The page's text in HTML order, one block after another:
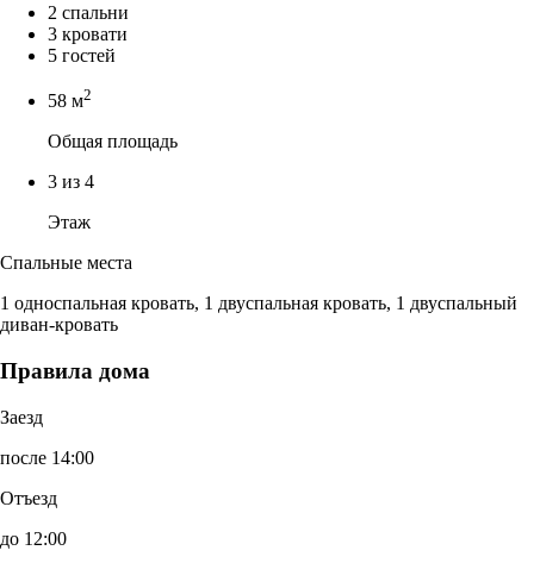
2 спальни
3 кровати
5 гостей
58 м2
Общая площадь
3 из 4
Этаж
Спальные места
1 односпальная кровать, 1 двуспальная кровать, 1 двуспальный
диван-кровать
Правила дома
Заезд
после 14:00
Отъезд
до 12:00